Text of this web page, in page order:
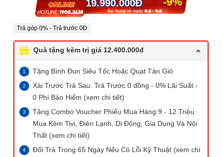
19.990.000Đ
Trả góp 0% - Trả trước 0Đ
Quà tặng kèm trị giá 12.400.000đ
Tặng Bình Đun Siêu Tốc Hoặc Quạt Tản Gió
Xài Trước Trả Sau: Trả Trước 0 đồng - 0% Lãi Suất -
0 Phí Bảo Hiểm (xem chi tiết)
Tặng Combo Voucher Phiếu Mua Hàng 9 - 12 Triệu
Mua Kèm Tivi, Điện Lạnh, Di Động, Gia Dụng Và Nội
Thất (xem chi tiết)
Đổi Trả Trong 65 Ngày Nếu Có Lỗi Kỹ Thuật (xem chi